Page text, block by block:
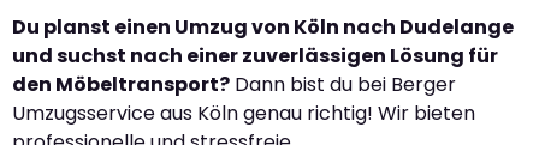
Du planst einen Umzug von Köln nach Dudelange
und suchst nach einer zuverlässigen Lösung für
den Möbeltransport? Dann bist du bei Berger
Umzugsservice aus Köln genau richtig! Wir bieten